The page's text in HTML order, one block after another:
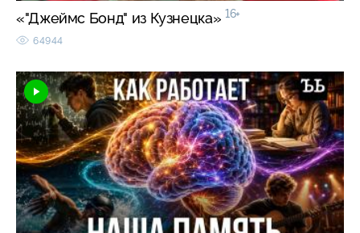
«"Джеймс Бонд" из Кузнецка» 16+
64944